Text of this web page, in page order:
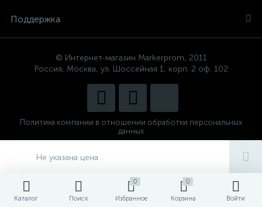
Каталог Поиск
0
Избранное
0
Корзина Войти
Не указана цена
Поддержка
© Интернет-магазин Markerprom, 2011
Россия, Москва, ул. Шоссейная 1, корп. 2 оф. 102
Политика компании в отношении обработки персональных
данных